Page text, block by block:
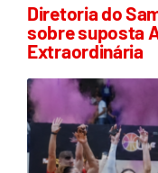
Diretoria do
sobre suposta
Extraordinária